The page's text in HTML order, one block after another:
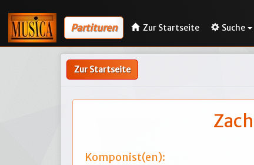
Partituren Zur Startseite Suche
Zur Startseite
Komponist(en):